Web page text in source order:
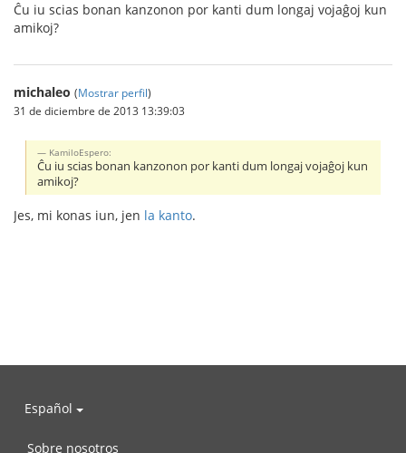
Ĉu iu scias bonan kanzonon por kanti dum longaj vojaĝoj kun
amikoj?
michaleo (Mostrar perfil)
31 de diciembre de 2013 13:39:03
KamiloEspero:
Ĉu iu scias bonan kanzonon por kanti dum longaj vojaĝoj kun
amikoj?
Jes, mi konas iun, jen la kanto.
Español
Sobre nosotros